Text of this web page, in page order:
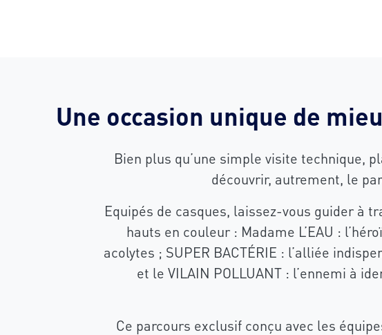
Une occasion unique de
Bien plus qu’une simple visite technique,
découvrir, autrement, le
Equipés de casques, laissez-vous guider à
hauts en couleur : Madame L’EAU :
acolytes ; SUPER BACTÉRIE : l’alliée
et le VILAIN POLLUANT : l’ennemi à
Ce parcours exclusif conçu avec les